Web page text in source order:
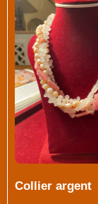
Collier argent